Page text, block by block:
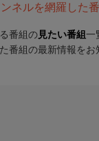
ネルを網羅した
番組の 見たい番組 一
番組の最新情報をお